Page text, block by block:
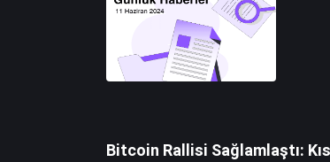
Bitcoin Rallisi Sağlamlaştı: